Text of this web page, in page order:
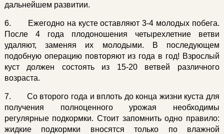
дальнейшем развитии.
6. Ежегодно на кусте оставляют 3-4 молодых побега.
После 4 года плодоношения четырехлетние ветви
удаляют, заменяя их молодыми. В последующем
подобную операцию повторяют из года в год! Взрослый
куст должен состоять из 15-20 ветвей различного
возраста.
7. Со второго года и вплоть до конца жизни куста для
получения полноценного урожая необходимы
регулярные подкормки. Стоит запомнить одно правило:
жидкие подкормки вносятся только по влажной